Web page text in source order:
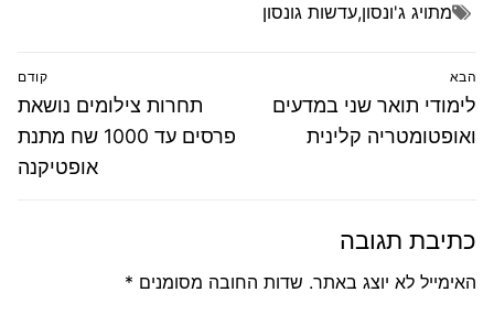
מתויג ג'ונסון,עדשות גונסון
ניווט קודם
פוסט
קודם:
תחרות צילומים נושאת
פרסים עד 1000 שח מתנת
אופטיקנה
הבא
הפוסט
הבא:
לימודי תואר שני במדעים
ואופטומטריה קלינית
כתיבת תגובה
האימייל לא יוצג באתר. שדות החובה מסומנים *